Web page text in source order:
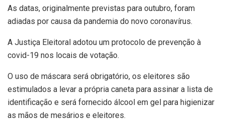
As datas, originalmente previstas para outubro, foram
adiadas por causa da pandemia do novo coronavírus.
A Justiça Eleitoral adotou um protocolo de prevenção à
covid-19 nos locais de votação.
O uso de máscara será obrigatório, os eleitores são
estimulados a levar a própria caneta para assinar a lista de
identificação e será fornecido álcool em gel para higienizar
as mãos de mesários e eleitores.